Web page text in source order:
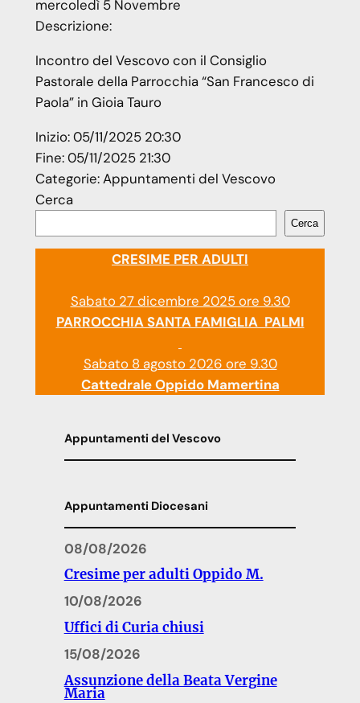
mercoledì 5 Novembre
Descrizione:
Incontro del Vescovo con il Consiglio
Pastorale della Parrocchia “San Francesco di
Paola” in Gioia Tauro
Inizio:05/11/2025 20:30
Fine:05/11/2025 21:30
Categorie:Appuntamenti del Vescovo
Cerca
Cerca
CRESIME PER ADULTI
Sabato 27 dicembre 2025 ore 9.30
PARROCCHIA SANTA FAMIGLIA PALMI
Sabato 8 agosto 2026 ore 9.30
Cattedrale Oppido Mamertina
Appuntamenti del Vescovo
Appuntamenti Diocesani
08/08/2026
Cresime per adulti Oppido M.
10/08/2026
Uffici di Curia chiusi
15/08/2026
Assunzione della Beata Vergine
Maria